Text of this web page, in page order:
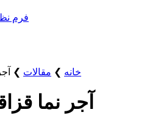
فرم
خانه ❯ مقالات ❯
آجر نما